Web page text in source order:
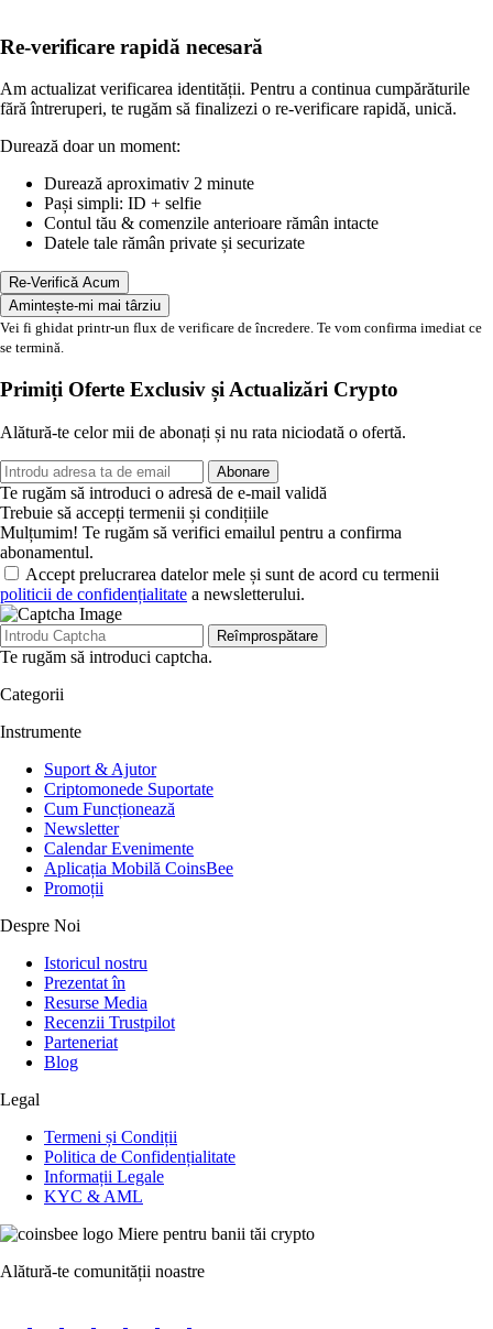
Re-verificare rapidă necesară
Am actualizat verificarea identității. Pentru a continua cumpărăturile
fără întreruperi, te rugăm să finalizezi o re-verificare rapidă, unică.
Durează doar un moment:
Durează aproximativ 2 minute
Pași simpli: ID + selfie
Contul tău & comenzile anterioare rămân intacte
Datele tale rămân private și securizate
Re-Verifică Acum
Amintește-mi mai târziu
Vei fi ghidat printr-un flux de verificare de încredere. Te vom confirma imediat ce
se termină.
Primiți Oferte Exclusiv și Actualizări Crypto
Alătură-te celor mii de abonați și nu rata niciodată o ofertă.
Abonare
Te rugăm să introduci o adresă de e-mail validă
Trebuie să accepți termenii și condițiile
Mulțumim! Te rugăm să verifici emailul pentru a confirma
abonamentul.
Accept prelucrarea datelor mele și sunt de acord cu termenii
politicii de confidențialitate a newsletterului.
Reîmprospătare
Te rugăm să introduci captcha.
Categorii
Instrumente
Suport & Ajutor
Criptomonede Suportate
Cum Funcționează
Newsletter
Calendar Evenimente
Aplicația Mobilă CoinsBee
Promoții
Despre Noi
Istoricul nostru
Prezentat în
Resurse Media
Recenzii Trustpilot
Parteneriat
Blog
Legal
Termeni și Condiții
Politica de Confidențialitate
Informații Legale
KYC & AML
Miere pentru banii tăi crypto
Alătură-te comunității noastre